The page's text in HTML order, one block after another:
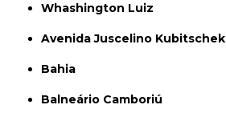
Whashington Luiz
Avenida Juscelino Kubitschek
Bahia
Balneário Camboriú